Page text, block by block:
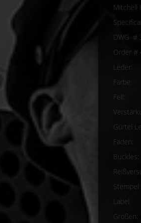
Mitchell
DWG #
Order #